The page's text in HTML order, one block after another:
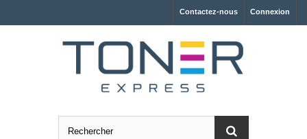
Connexion
Contactez-nous